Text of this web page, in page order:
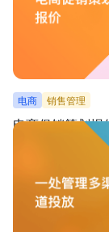
电商 销售管理
电商促销策划报
在线管理电商促销活
据分析，快速制定有